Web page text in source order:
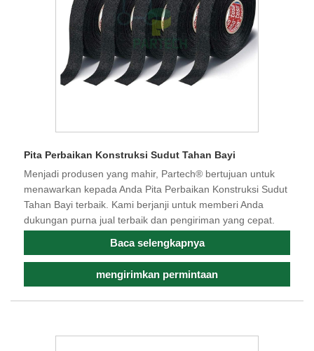
Pita Perbaikan Konstruksi Sudut Tahan Bayi
Menjadi produsen yang mahir, Partech® bertujuan untuk
menawarkan kepada Anda Pita Perbaikan Konstruksi Sudut
Tahan Bayi terbaik. Kami berjanji untuk memberi Anda
dukungan purna jual terbaik dan pengiriman yang cepat.
Baca selengkapnya
mengirimkan permintaan